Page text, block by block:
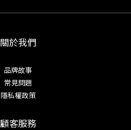
關於我們
品牌故事
常見問題
隱私權政策
顧客服務